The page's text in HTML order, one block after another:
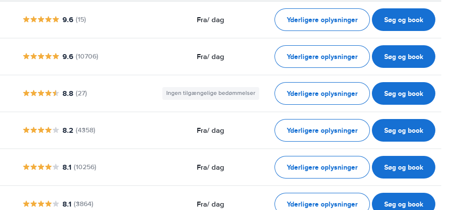
9.6 (15) Fra/ dag Yderligere oplysninger Søg og book
9.6 (10706) Fra/ dag Yderligere oplysninger Søg og book
8.8 (27) Ingen tilgængelige bedømmelser Yderligere oplysninger Søg og book
8.2 (4358) Fra/ dag Yderligere oplysninger Søg og book
8.1 (10256) Fra/ dag Yderligere oplysninger Søg og book
8.1 (3864) Fra/ dag Yderligere oplysninger Søg og book